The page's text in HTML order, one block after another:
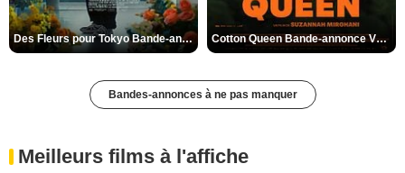
Des Fleurs pour Tokyo Bande-annonce VO STFR Cotton Queen Bande-annonce VO STFR
Bandes-annonces à ne pas manquer
Meilleurs films à l'affiche